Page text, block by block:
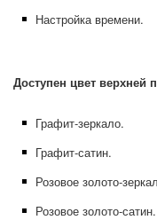
Настройка времени.
Доступен цвет верхней
Графит-зеркало.
Графит-сатин.
Розовое золото-
Розовое золото-сатин.